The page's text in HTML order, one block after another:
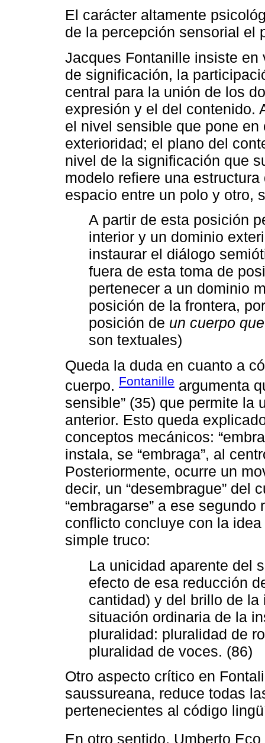
El carácter altamente
de la percepción sensorial el
Jacques Fontanille insiste
de significación, la
central para la unión de los
expresión y el del contenido.
el nivel sensible que pone
exterioridad; el plano del
nivel de la significación que
modelo refiere una
espacio entre un polo y otro,
A partir de esta posición
interior y un dominio
instaurar el diálogo
fuera de esta toma de
pertenecer a un dominio
posición de la frontera,
posición de un cuerpo
son textuales)
Queda la duda en cuanto a
cuerpo. Fontanille argumenta
sensible” (35) que permite la
anterior. Esto queda
conceptos mecánicos:
instala, se “embraga”, al
Posteriormente, ocurre un
decir, un “desembrague” del
“embragarse” a ese
conflicto concluye con la
simple truco:
La unicidad aparente del
efecto de esa reducción
cantidad) y del brillo de
situación ordinaria de la
pluralidad: pluralidad de
pluralidad de voces. (86)
Otro aspecto crítico en
saussureana, reduce todas
pertenecientes al código
En otro sentido, Umberto Eco